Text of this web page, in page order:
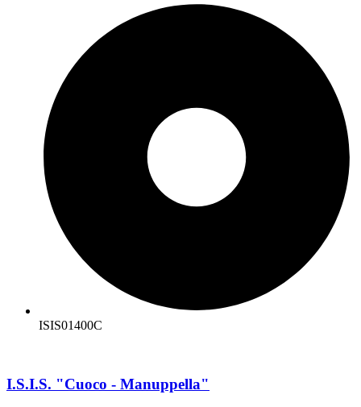
ISIS01400C
I.S.I.S. "Cuoco - Manuppella"